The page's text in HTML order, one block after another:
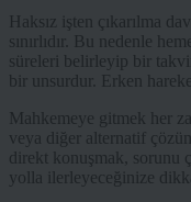
Haksız işten çıkarılma
sınırlıdır. Bu nedenle
süreleri belirleyip bir
bir unsurdur. Erken
Mahkemeye gitmek her
veya diğer alternatif
direkt konuşmak, sorunu
yolla ilerleyeceğinize